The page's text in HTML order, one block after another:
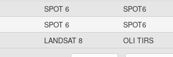
SPOT 6 SPOT6
SPOT 6 SPOT6
LANDSAT 8 OLI TIRS